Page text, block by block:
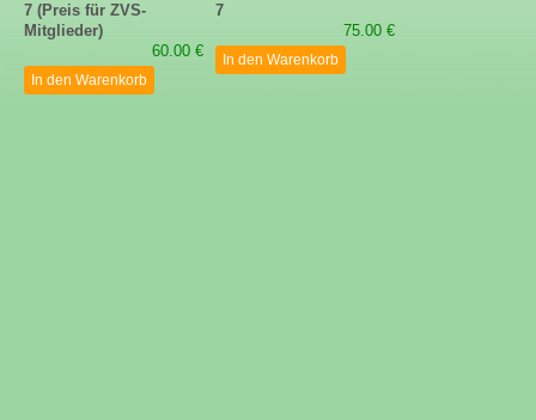
7 (Preis für ZVS-
Mitglieder)
60.00 €
In den Warenkorb
7
75.00 €
In den Warenkorb